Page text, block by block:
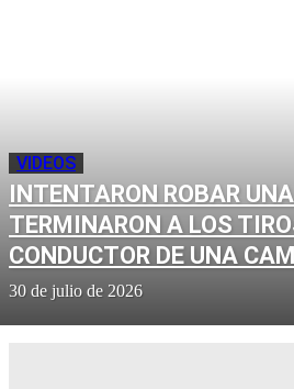
VIDEOS
INTENTARON ROBAR
TERMINARON A LOS
CONDUCTOR DE UNA
30 de julio de 2026